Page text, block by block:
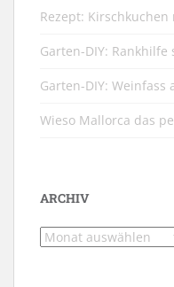
Rezept:
Garten-DIY:
Garten-DIY:
Wieso Mallorca das
ARCHIV
Archiv